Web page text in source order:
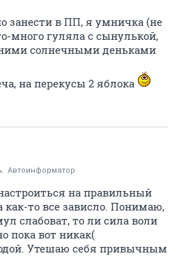
занести в ПП, я умничка (не
много гуляла с сынулькой,
солнечными деньками
на перекусы 2 яблока
Автоинформатор
на правильный
как-то все зависло. Понимаю,
слабоват, то ли сила воли
пока вот никак(
Утешаю себя привычным